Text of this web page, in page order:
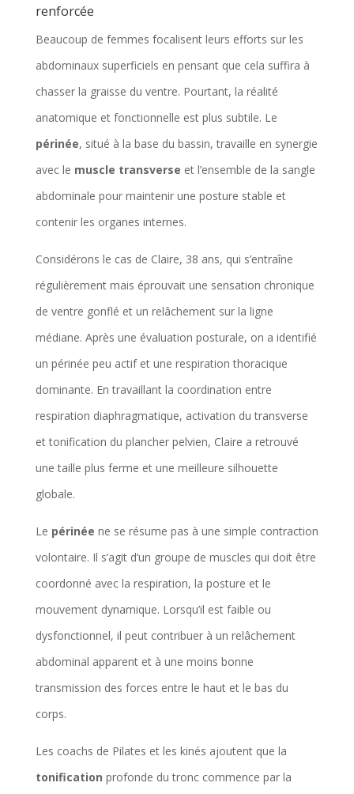
renforcée
Beaucoup de femmes focalisent leurs efforts sur les
abdominaux superficiels en pensant que cela suffira à
chasser la graisse du ventre. Pourtant, la réalité
anatomique et fonctionnelle est plus subtile. Le
périnée, situé à la base du bassin, travaille en synergie
avec le muscle transverse et l’ensemble de la sangle
abdominale pour maintenir une posture stable et
contenir les organes internes.
Considérons le cas de Claire, 38 ans, qui s’entraîne
régulièrement mais éprouvait une sensation chronique
de ventre gonflé et un relâchement sur la ligne
médiane. Après une évaluation posturale, on a identifié
un périnée peu actif et une respiration thoracique
dominante. En travaillant la coordination entre
respiration diaphragmatique, activation du transverse
et tonification du plancher pelvien, Claire a retrouvé
une taille plus ferme et une meilleure silhouette
globale.
Le périnée ne se résume pas à une simple contraction
volontaire. Il s’agit d’un groupe de muscles qui doit être
coordonné avec la respiration, la posture et le
mouvement dynamique. Lorsqu’il est faible ou
dysfonctionnel, il peut contribuer à un relâchement
abdominal apparent et à une moins bonne
transmission des forces entre le haut et le bas du
corps.
Les coachs de Pilates et les kinés ajoutent que la
tonification profonde du tronc commence par la